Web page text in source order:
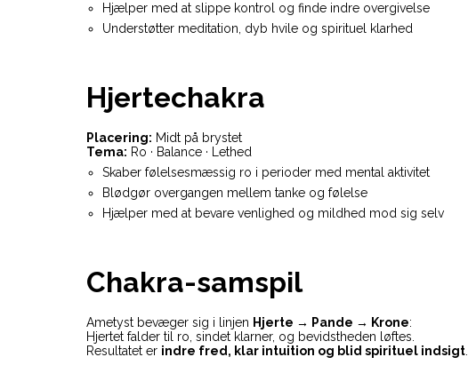
Hjælper med at slippe kontrol og finde indre overgivelse
Understøtter meditation, dyb hvile og spirituel klarhed
Hjertechakra
Placering: Midt på brystet
Tema: Ro · Balance · Lethed
Skaber følelsesmæssig ro i perioder med mental aktivitet
Blødgør overgangen mellem tanke og følelse
Hjælper med at bevare venlighed og mildhed mod sig selv
Chakra-samspil
Ametyst bevæger sig i linjen Hjerte → Pande → Krone:
Hjertet falder til ro, sindet klarner, og bevidstheden løftes.
Resultatet er indre fred, klar intuition og blid spirituel indsigt.